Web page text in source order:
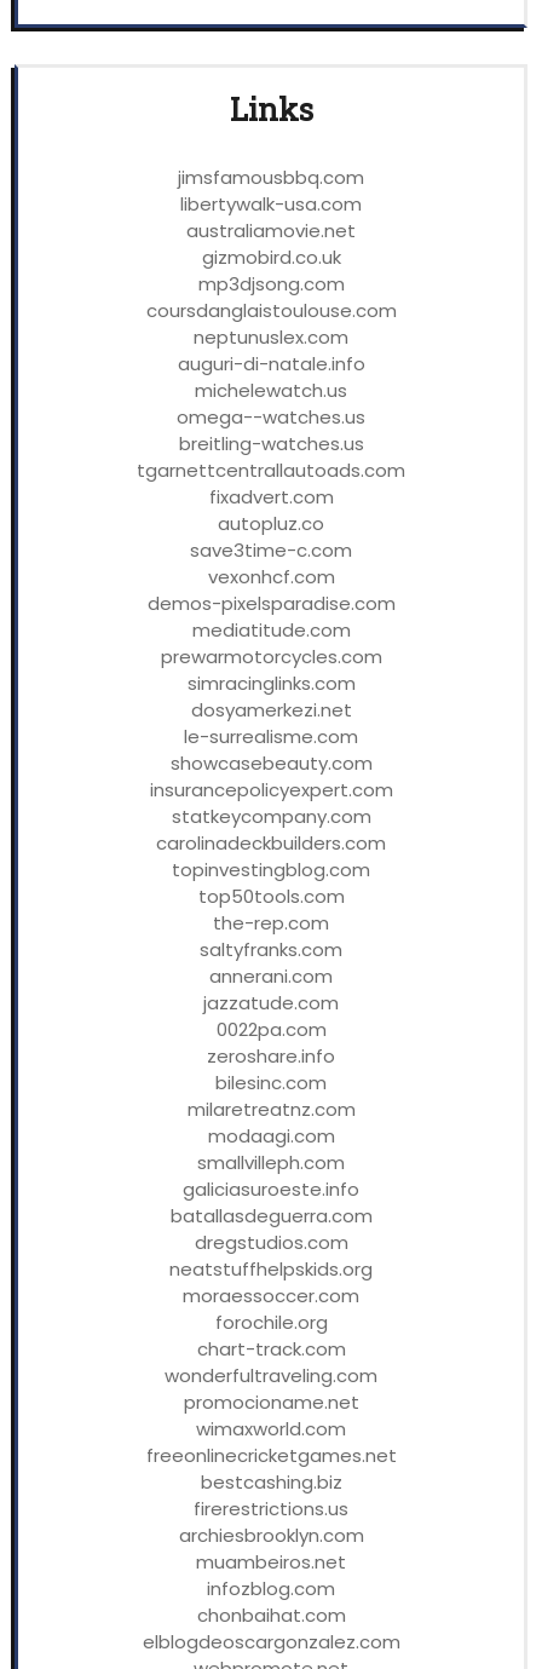
Links
jimsfamousbbq.com
libertywalk-usa.com
australiamovie.net
gizmobird.co.uk
mp3djsong.com
coursdanglaistoulouse.com
neptunuslex.com
auguri-di-natale.info
michelewatch.us
omega--watches.us
breitling-watches.us
tgarnettcentrallautoads.com
fixadvert.com
autopluz.co
save3time-c.com
vexonhcf.com
demos-pixelsparadise.com
mediatitude.com
prewarmotorcycles.com
simracinglinks.com
dosyamerkezi.net
le-surrealisme.com
showcasebeauty.com
insurancepolicyexpert.com
statkeycompany.com
carolinadeckbuilders.com
topinvestingblog.com
top50tools.com
the-rep.com
saltyfranks.com
annerani.com
jazzatude.com
0022pa.com
zeroshare.info
bilesinc.com
milaretreatnz.com
modaagi.com
smallvilleph.com
galiciasuroeste.info
batallasdeguerra.com
dregstudios.com
neatstuffhelpskids.org
moraessoccer.com
forochile.org
chart-track.com
wonderfultraveling.com
promocioname.net
wimaxworld.com
freeonlinecricketgames.net
bestcashing.biz
firerestrictions.us
archiesbrooklyn.com
muambeiros.net
infozblog.com
chonbaihat.com
elblogdeoscargonzalez.com